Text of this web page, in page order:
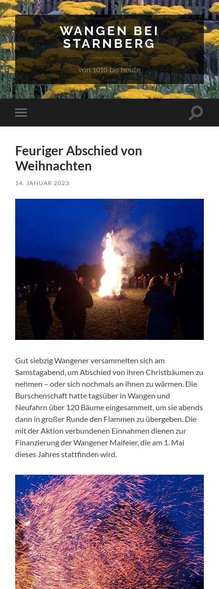
WANGEN BEI
STARNBERG
von 1010 bis heute
Mobile-
Menü
Feuriger Abschied von
Weihnachten
14. JANUAR 2023
Gut siebzig Wangener versammelten sich am
Samstagabend, um Abschied von ihren Christbäumen zu
nehmen – oder sich nochmals an ihnen zu wärmen. Die
Burschenschaft hatte tagsüber in Wangen und
Neufahrn über 120 Bäume eingesammelt, um sie abends
dann in großer Runde den Flammen zu übergeben. Die
mit der Aktion verbundenen Einnahmen dienen zur
Finanzierung der Wangener Maifeier, die am 1. Mai
dieses Jahres stattfinden wird.